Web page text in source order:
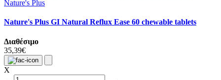
Nature's Plus
Nature's Plus GI Natural Reflux Ease 60 chewable tablets
Διαθέσιμο
35,39€
X